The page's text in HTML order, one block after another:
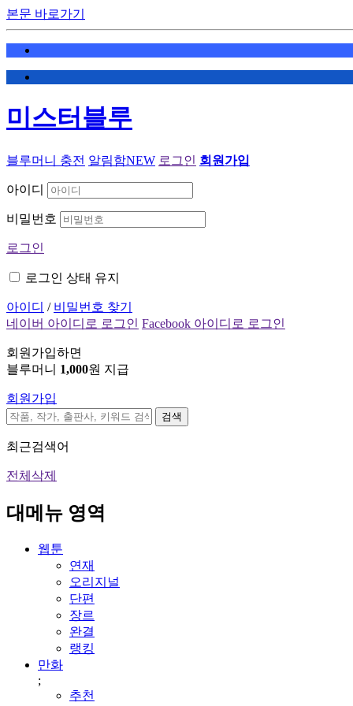
본문 바로가기
미스터블루
블루머니 충전 알림함NEW 로그인 회원가입
아이디
비밀번호
로그인
로그인 상태 유지
아이디 / 비밀번호 찾기
네이버 아이디로 로그인 Facebook 아이디로 로그인
회원가입하면
블루머니 1,000원 지급
회원가입
검색
최근검색어
전체삭제
대메뉴 영역
웹툰
연재
오리지널
단편
장르
완결
랭킹
만화
;
추천